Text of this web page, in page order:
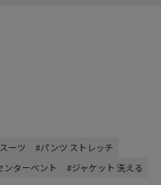
ーツ
#パンツ ストレッチ
ンターベント
#ジャケット 洗える